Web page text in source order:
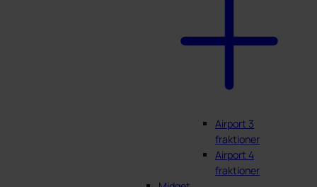
Airport 3
fraktioner
Airport 4
fraktioner